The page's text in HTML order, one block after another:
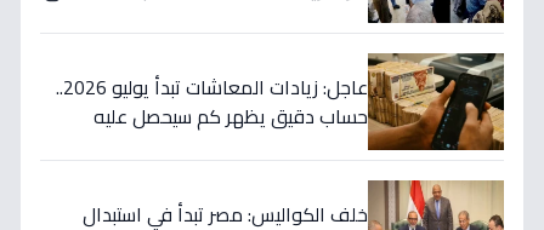
عاجل: زيادات المعاشات تبدأ يوليو 2026..
حساب دقيق يظهر كم سيحصل عليه
خلف الكواليس: مصر تبدأ في استبدال